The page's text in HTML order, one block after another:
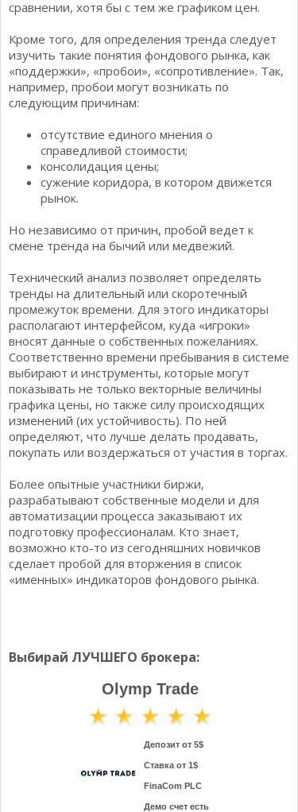
сравнении, хотя бы с тем же графиком цен.
Кроме того, для определения тренда следует
изучить такие понятия фондового рынка, как
«поддержки», «пробои», «сопротивление». Так,
например, пробои могут возникать по
следующим причинам:
отсутствие единого мнения о
справедливой стоимости;
консолидация цены;
сужение коридора, в котором движется
рынок.
Но независимо от причин, пробой ведет к
смене тренда на бычий или медвежий.
Технический анализ позволяет определять
тренды на длительный или скоротечный
промежуток времени. Для этого индикаторы
располагают интерфейсом, куда «игроки»
вносят данные о собственных пожеланиях.
Соответственно времени пребывания в системе
выбирают и инструменты, которые могут
показывать не только векторные величины
графика цены, но также силу происходящих
изменений (их устойчивость). По ней
определяют, что лучше делать продавать,
покупать или воздержаться от участия в торгах.
Более опытные участники биржи,
разрабатывают собственные модели и для
автоматизации процесса заказывают их
подготовку профессионалам. Кто знает,
возможно кто-то из сегодняшних новичков
сделает пробой для вторжения в список
«именных» индикаторов фондового рынка.
Выбирай ЛУЧШЕГО брокера:
Olymp Trade
Депозит от 5$
Ставка от 1$
FinaCom PLC
Демо счет есть